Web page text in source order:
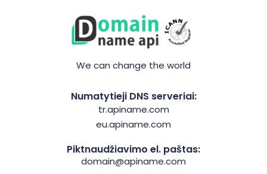
We can change the world
Numatytieji DNS serveriai:
tr.apiname.com
eu.apiname.com
Piktnaudžiavimo el. paštas:
domain@apiname.com